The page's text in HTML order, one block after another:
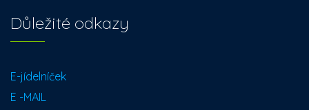
Důležité odkazy
E-jídelníček
E -MAIL